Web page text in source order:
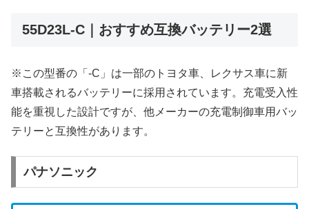
55D23L-C｜おすすめ互換バッテリー2選
※この型番の「-C」は一部のトヨタ車、レクサス車に新
車搭載されるバッテリーに採用されています。充電受入性
能を重視した設計ですが、他メーカーの充電制御車用バッ
テリーと互換性があります。
パナソニック